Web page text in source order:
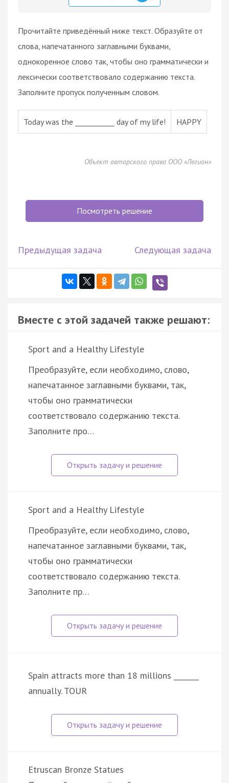
Прочитайте приведённый ниже текст. Образуйте от
слова, напечатанного заглавными буквами,
однокоренное слово так, чтобы оно грамматически и
лексически соответствовало содержанию текста.
Заполните пропуск полученным словом.
Today was the ___________ day of my life! HAPPY
Объект авторского права ООО «Легион»
Посмотреть решение
Предыдущая задача Следующая задача
Вместе с этой задачей также решают:
Sport and a Healthy Lifestyle
Преобразуйте, если необходимо, слово,
напечатанное заглавными буквами, так,
чтобы оно грамматически
соответствовало содержанию текста.
Заполните про…
Sport and a Healthy Lifestyle
Преобразуйте, если необходимо, слово,
напечатанное заглавными буквами, так,
чтобы оно грамматически
соответствовало содержанию текста.
Заполните пр…
Spain attracts more than 18 millions _______
annually. TOUR
Etruscan Bronze Statues